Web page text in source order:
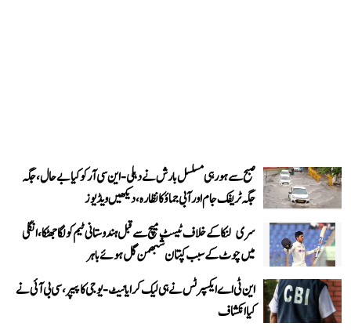
صبح سے ہو رہی مسلسل بارش نے دہلی-این سی آر کو کیا بے حال، جگہ
جگہ ٹریفک جام اور آبی جماؤ کا نظارہ، دیکھیں ویڈیوز
سری لنکا کے خلاف ٹیسٹ میچ سے قبل ہندوستانی ٹیم کو لگا جھٹکا، انگلی
میں چوٹ کے سبب کپتان شبھمن گل ہوئے باہر
این ٹی اے ایکسپرٹس نے ہی لیک کرایا نیٹ-یوجی کا پیپر، سی بی آئی نے
کیا انکشاف